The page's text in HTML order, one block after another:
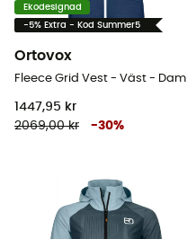
Ekodesignad
-5% Extra - Kod Summer5
Ortovox
Fleece Grid Vest - Väst - Dam
1447,95 kr
2069,00 kr
-30%